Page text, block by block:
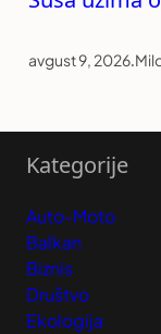
avgust 9, 2026.
Kategorije
Auto-Moto
Balkan
Biznis
Društvo
Ekologija